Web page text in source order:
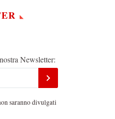
Newsletter:
saranno divulgati